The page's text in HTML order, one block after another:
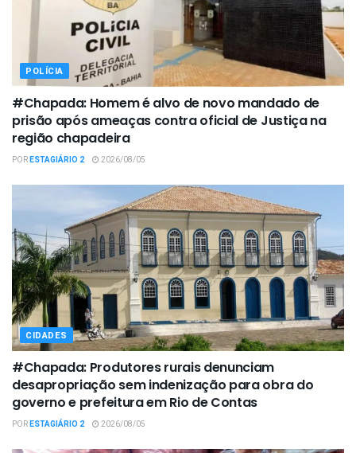
POLÍCIA
#Chapada: Homem é alvo de novo mandado de
prisão após ameaças contra oficial de Justiça na
região chapadeira
PORESTAGIÁRIO 2 2026/08/05
CIDADES
#Chapada: Produtores rurais denunciam
desapropriação sem indenização para obra do
governo e prefeitura em Rio de Contas
PORESTAGIÁRIO 2 2026/08/05